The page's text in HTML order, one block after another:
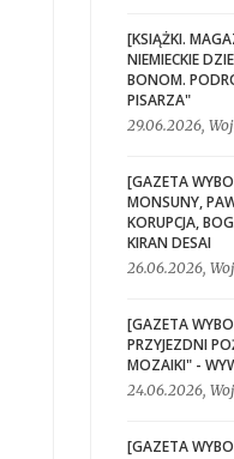
[KSIĄŻKI.
NIEMIECKIE
BONOM.
PISARZA"
29.06.2026,
[GAZETA
MONSUNY,
KORUPCJA,
KIRAN DESAI
26.06.2026,
[GAZETA
PRZYJEZDNI
MOZAIKI" -
24.06.2026,
[GAZETA